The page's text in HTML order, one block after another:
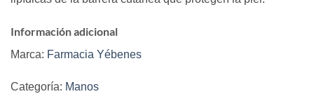
Información adicional
Marca: Farmacia Yébenes
Categoría: Manos